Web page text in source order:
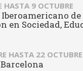
HASTA 9 OCTUBRE
Iberoamericano de
en Sociedad,
HASTA 22 OCTUBRE